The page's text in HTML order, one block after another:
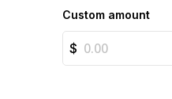
Custom amount